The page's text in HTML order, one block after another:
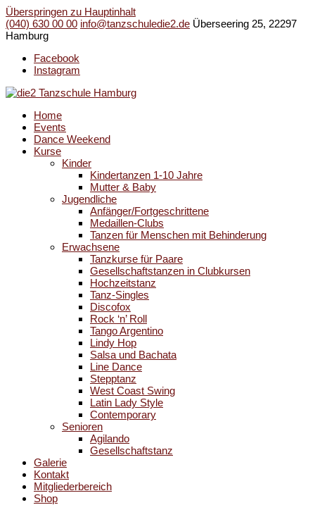
Überspringen zu Hauptinhalt
(040) 630 00 00 info@tanzschuledie2.de Überseering 25, 22297
Hamburg
Facebook
Instagram
Home
Events
Dance Weekend
Kurse
Kinder
Kindertanzen 1-10 Jahre
Mutter & Baby
Jugendliche
Anfänger/Fortgeschrittene
Medaillen-Clubs
Tanzen für Menschen mit Behinderung
Erwachsene
Tanzkurse für Paare
Gesellschaftstanzen in Clubkursen
Hochzeitstanz
Tanz-Singles
Discofox
Rock ‘n’ Roll
Tango Argentino
Lindy Hop
Salsa und Bachata
Line Dance
Stepptanz
West Coast Swing
Latin Lady Style
Contemporary
Senioren
Agilando
Gesellschaftstanz
Galerie
Kontakt
Mitgliederbereich
Shop